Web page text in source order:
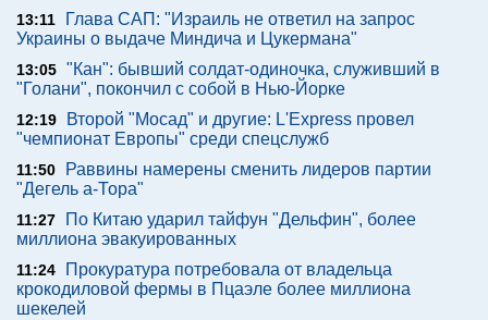
13:11
Глава САП: "Израиль не ответил на запрос
Украины о выдаче Миндича и Цукермана"
13:05 "Кан": бывший солдат-одиночка, служивший в
"Голани", покончил с собой в Нью-Йорке
12:19
Второй "Мосад" и другие: L'Express провел
"чемпионат Европы" среди спецслужб
11:50
Раввины намерены сменить лидеров партии
"Дегель а-Тора"
11:27
По Китаю ударил тайфун "Дельфин", более
миллиона эвакуированных
11:24
Прокуратура потребовала от владельца
крокодиловой фермы в Пцаэле более миллиона
шекелей